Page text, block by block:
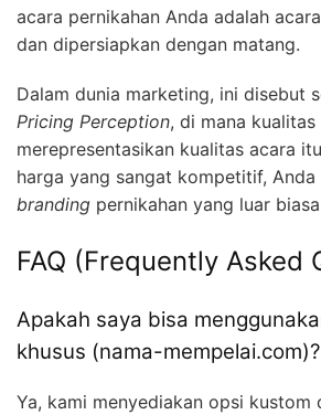
acara pernikahan Anda adalah
dan dipersiapkan dengan matang.
Dalam dunia marketing, ini disebut
Pricing Perception, di mana kualitas
merepresentasikan kualitas acara
harga yang sangat kompetitif,
branding pernikahan yang luar
FAQ (Frequently Asked
Apakah saya bisa
khusus (nama-mempelai.com)?
Ya, kami menyediakan opsi kustom